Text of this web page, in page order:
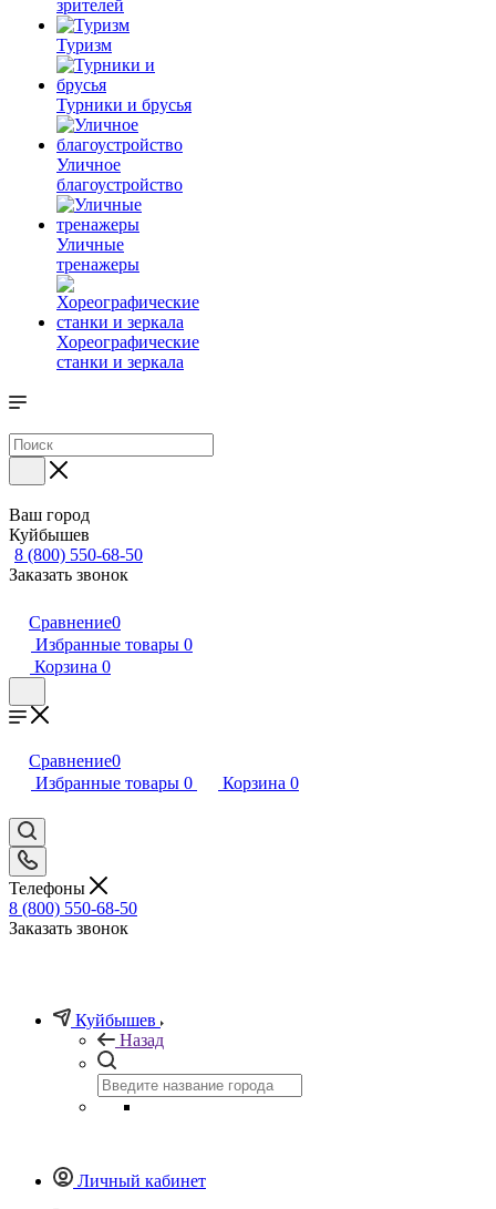
зрителей
Туризм
Турники и брусья
Уличное
благоустройство
Уличные
тренажеры
Хореографические
станки и зеркала
Ваш город
Куйбышев
8 (800) 550-68-50
Заказать звонок
Сравнение0
Избранные товары 0
Корзина 0
Сравнение0
Избранные товары 0 Корзина 0
Телефоны
8 (800) 550-68-50
Заказать звонок
Куйбышев
Назад
Личный кабинет